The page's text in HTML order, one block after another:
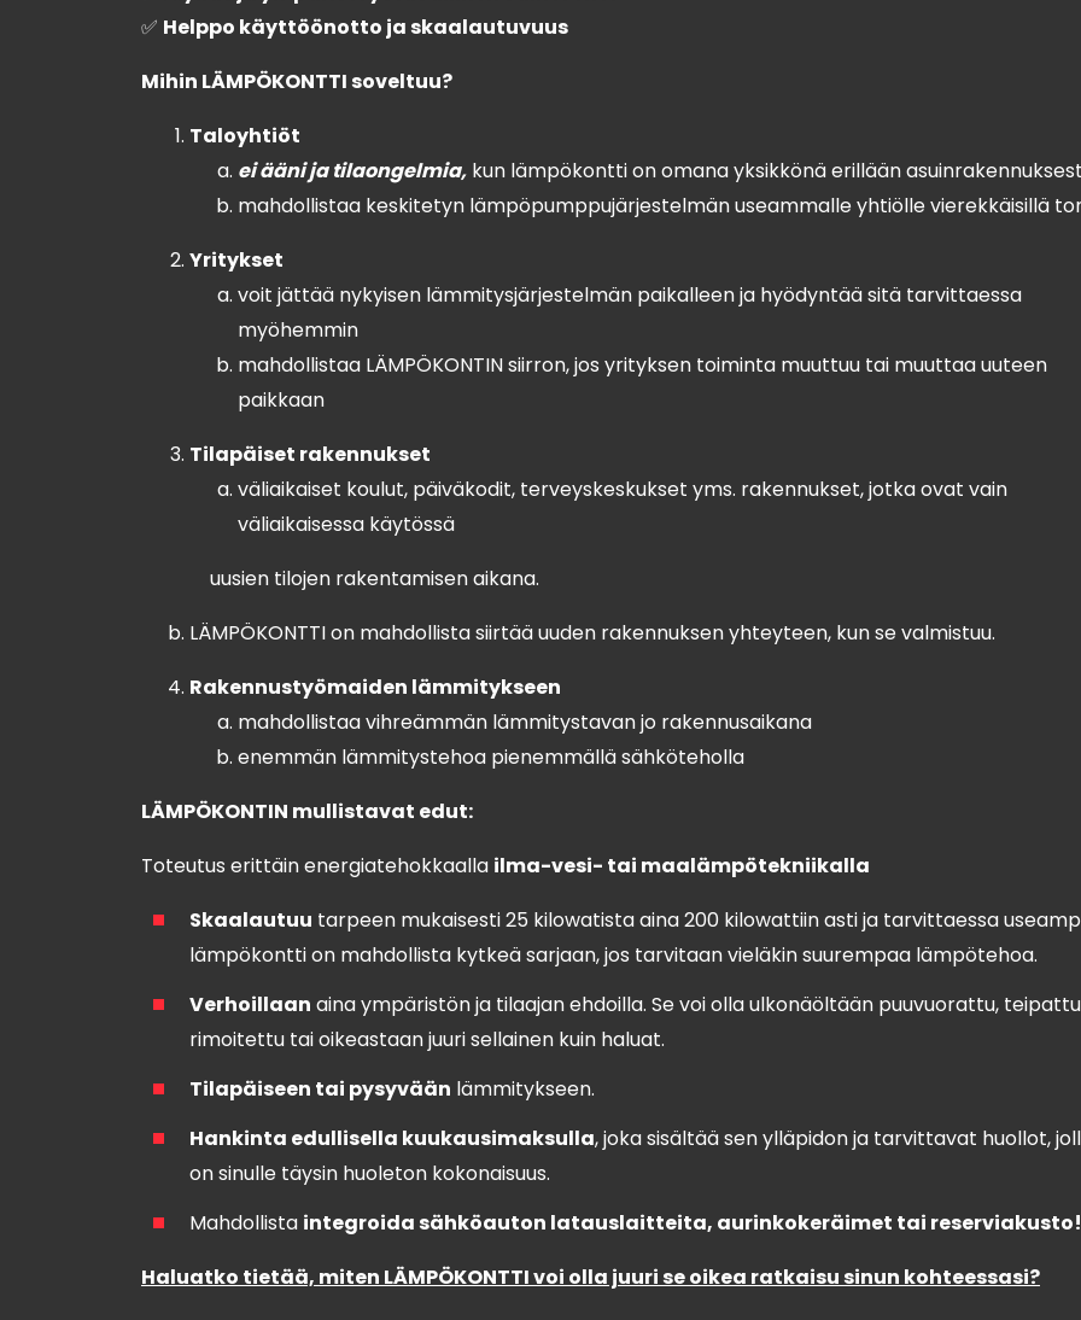
✅ Helppo käyttöönotto ja skaalautuvuus
Mihin LÄMPÖKONTTI soveltuu?
Taloyhtiöt
ei ääni ja tilaongelmia, kun lämpökontti on omana yksikkönä erillään
mahdollistaa keskitetyn lämpöpumppujärjestelmän useammalle yhtiölle vierekkäisillä
Yritykset
voit jättää nykyisen lämmitysjärjestelmän paikalleen ja hyödyntää sitä tarvittaessa
myöhemmin
mahdollistaa LÄMPÖKONTIN siirron, jos yrityksen toiminta muuttuu tai muuttaa uuteen
paikkaan
Tilapäiset rakennukset
väliaikaiset koulut, päiväkodit, terveyskeskukset yms. rakennukset, jotka ovat vain
väliaikaisessa käytössä
uusien tilojen rakentamisen aikana.
LÄMPÖKONTTI on mahdollista siirtää uuden rakennuksen yhteyteen, kun se valmistuu.
Rakennustyömaiden lämmitykseen
mahdollistaa vihreämmän lämmitystavan jo rakennusaikana
enemmän lämmitystehoa pienemmällä sähköteholla
LÄMPÖKONTIN mullistavat edut:
Toteutus erittäin energiatehokkaalla ilma-vesi- tai maalämpötekniikalla
Skaalautuu tarpeen mukaisesti 25 kilowatista aina 200 kilowattiin asti ja tarvittaessa
lämpökontti on mahdollista kytkeä sarjaan, jos tarvitaan vieläkin suurempaa lämpötehoa.
Verhoillaan aina ympäristön ja tilaajan ehdoilla. Se voi olla ulkonäöltään puuvuorattu,
rimoitettu tai oikeastaan juuri sellainen kuin haluat.
Tilapäiseen tai pysyvään lämmitykseen.
Hankinta edullisella kuukausimaksulla, joka sisältää sen ylläpidon ja tarvittavat huollot,
on sinulle täysin huoleton kokonaisuus.
Mahdollista integroida sähköauton latauslaitteita, aurinkokeräimet tai reserviakusto!
Haluatko tietää, miten LÄMPÖKONTTI voi olla juuri se oikea ratkaisu sinun kohteessasi?